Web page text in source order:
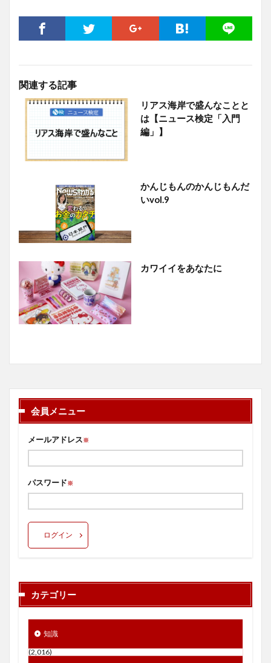
関連する記事
リアス海岸で盛んなことと
は【ニュース検定「入門
編」】
かんじもんのかんじもんだ
いvol.9
カワイイをあなたに
会員メニュー
メールアドレス※
パスワード※
ログイン
カテゴリー
知識
(2,016)